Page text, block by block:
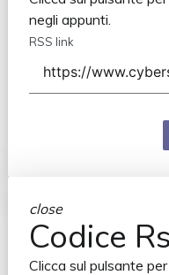
negli appunti.
RSS link
close
Codice
Clicca sul pulsante